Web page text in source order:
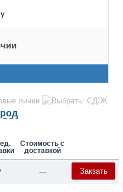
Стоимость с
доставкой
--- Закзать